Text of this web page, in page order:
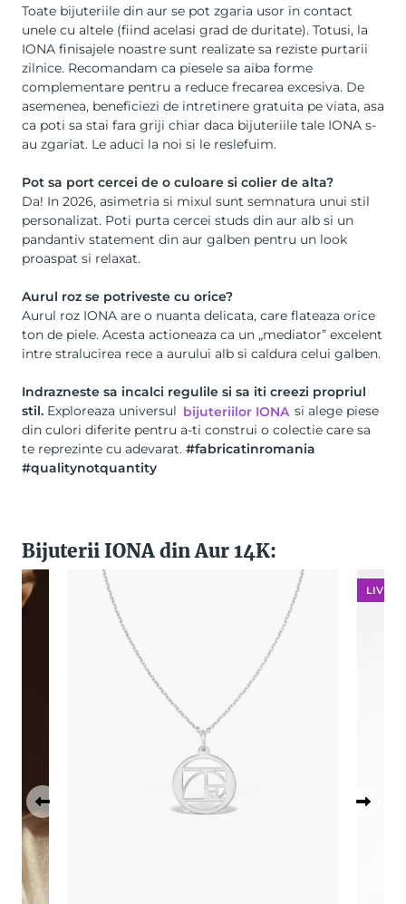
Toate bijuteriile din aur se pot zgaria usor in contact
unele cu altele (fiind acelasi grad de duritate). Totusi, la
IONA finisajele noastre sunt realizate sa reziste purtarii
zilnice. Recomandam ca piesele sa aiba forme
complementare pentru a reduce frecarea excesiva. De
asemenea, beneficiezi de intretinere gratuita pe viata, asa
ca poti sa stai fara griji chiar daca bijuteriile tale IONA s-
au zgariat. Le aduci la noi si le reslefuim.
Pot sa port cercei de o culoare si colier de alta?
Da! In 2026, asimetria si mixul sunt semnatura unui stil
personalizat. Poti purta cercei studs din aur alb si un
pandantiv statement din aur galben pentru un look
proaspat si relaxat.
Aurul roz se potriveste cu orice?
Aurul roz IONA are o nuanta delicata, care flateaza orice
ton de piele. Acesta actioneaza ca un „mediator” excelent
intre stralucirea rece a aurului alb si caldura celui galben.
Indrazneste sa incalci regulile si sa iti creezi propriul
stil. Exploreaza universul bijuteriilor IONA si alege piese
din culori diferite pentru a-ti construi o colectie care sa
te reprezinte cu adevarat. #fabricatinromania
#qualitynotquantity
Bijuterii IONA din Aur 14K: